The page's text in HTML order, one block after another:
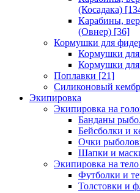
(Косадака)
Карабины,
(Овнер) [36]
Кормушки для
Кормушки для
Кормушки
Поплавки [21]
Силиконовый
Экипировка
Экипировка на
Банданы
Бейсболки и
Очки
Шапки и
Экипировка на тело
Футболки и
Толстовки и